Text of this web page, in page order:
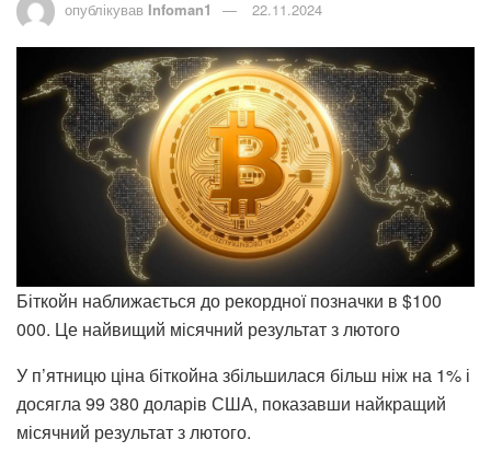
опублікував Infoman1 22.11.2024
Біткойн наближається до рекордної позначки в $100
000. Це найвищий місячний результат з лютого
У п’ятницю ціна біткойна збільшилася більш ніж на 1% і
досягла 99 380 доларів США, показавши найкращий
місячний результат з лютого.